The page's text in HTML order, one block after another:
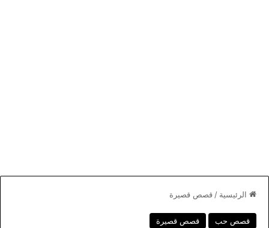
الرئيسية / قصص قصيرة
قصص حب قصص قصيرة